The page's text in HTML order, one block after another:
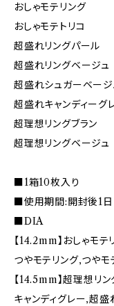
おしゃモテリング
おしゃモテトリコ
超盛れリングパール
超盛れリングベージュ
超盛れシュガーベージ
超盛れキャンディーグ
超理想リングブラン
超理想リングベージュ
■1箱10枚入り
■使用期間:開封後1日
■DIA
【14.2mm】おしゃモ
つやモテリング,つや
【14.5mm】超理想リ
キャンディグレー,超